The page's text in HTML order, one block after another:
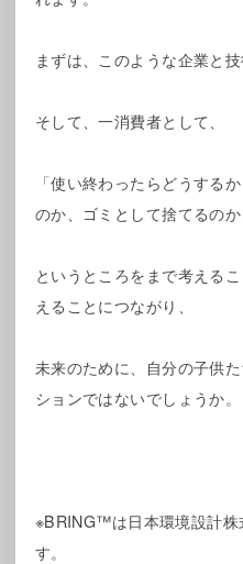
まずは、このような企業と
そして、一消費者として、
「使い終わったらどうする
のか、ゴミとして捨てるのか
というところをまで考える
えることにつながり、
未来のために、自分の子供
ションではないでしょうか。
※BRING™は日本環境設計株
す。